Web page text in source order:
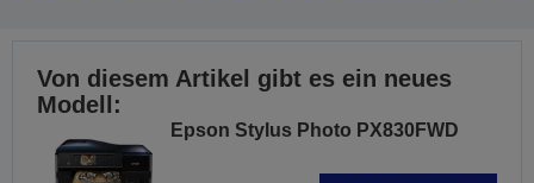
Von diesem Artikel gibt es ein neues
Modell:
Epson Stylus Photo PX830FWD